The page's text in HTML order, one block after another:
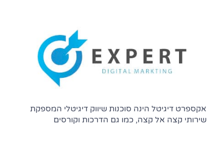
אקספרט דיגיטל הינה סוכנות שיווק דיגיטלי המספקת
שירותי קצה אל קצה, כמו גם הדרכות וקורסים